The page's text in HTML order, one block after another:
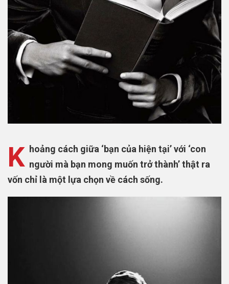
K hoảng cách giữa ‘bạn của hiện tại’ với ‘con
người mà bạn mong muốn trở thành’ thật ra
vốn chỉ là một lựa chọn về cách sống.